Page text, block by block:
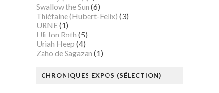
Swallow the Sun (6)
Thiéfaine (Hubert-Felix) (3)
URNE(1)
Uli Jon Roth (5)
Uriah Heep (4)
Zaho de Sagazan (1)
CHRONIQUES EXPOS (SÉLECTION)